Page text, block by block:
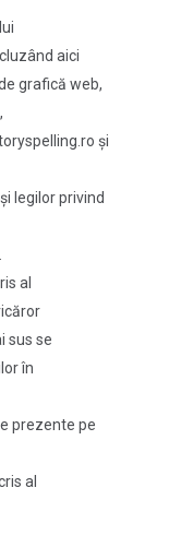
aici
grafică web,
și
legilor privind
al
sus se
în
prezente pe
al